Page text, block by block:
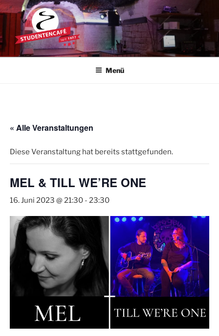
Zum
Inhalt
springen
STUDENTENCAFÉ
Die Kultkneipe in Ulm seit 1977
Menü
« Alle Veranstaltungen
Diese Veranstaltung hat bereits stattgefunden.
MEL & TILL WE’RE ONE
16. Juni 2023 @ 21:30 - 23:30